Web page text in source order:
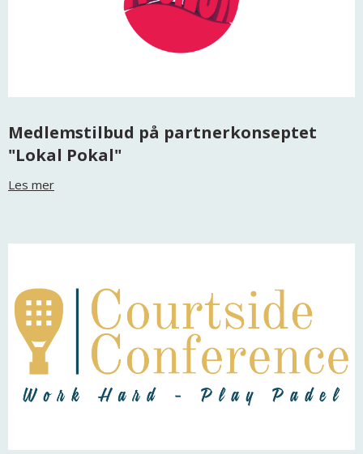
Medlemstilbud på partnerkonseptet
"Lokal Pokal"
Les mer